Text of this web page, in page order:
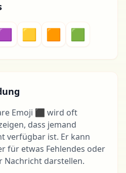
🟨 🟧 🟩
Emoji ⬛ wird oft
dass jemand
verfügbar ist. Er kann
für etwas Fehlendes oder
Nachricht darstellen.